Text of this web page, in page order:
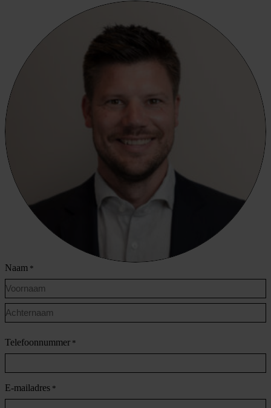
Naam *
Voornaam
Telefoonnummer *
E-mailadres *